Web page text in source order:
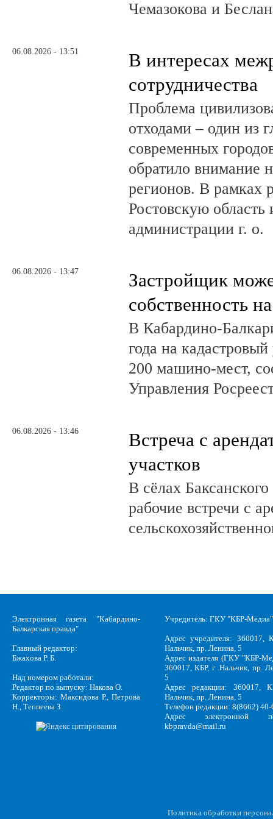
Чемазокова и
06.08.2026 - 13:51
В интересах
сотрудничества
Проблема
отходами – один из
современных
обратило внимание
регионов. В рамках
Ростовскую
администрации г. о.
06.08.2026 - 13:47
Застройщик
собственность
В Кабардино-
года на
200 машино-мест,
Управления
06.08.2026 - 13:46
Встреча с
участков
В сёлах
рабочие встречи с
Электронная газета "Кабардино-
Балкарская правда"
Главный редактор:
Бжахова Р. Б.
Над номером работали:
Редактор по выпуску: Накова О.
Корректоры: Максидова Р., Петрова
Н., Теппеева З.
Учредитель: ГКУ "КБР-Медиа"
Адрес учредителя: 360017,
Нальчик, пр. Ленина, 5
Адрес издателя (ГКУ "КБР-
360017, КБР, г .Нальчик, пр.
5
Адрес редакции: 360017,
Нальчик, пр. Ленина, 5
Телефон редакции: 8(8662)
Адрес электронной
kbpravda@mail.ru
Политика обработки